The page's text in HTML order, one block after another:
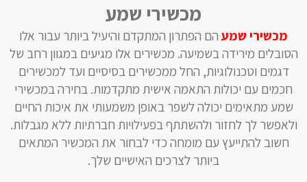
מכשירי שמע
מכשירי שמעהם הפתרון המתקדם והיעיל ביותר עבור אלו
הסובלים מירידה בשמיעה. מכשירים אלו מגיעים במגוון רחב של
דגמים וטכנולוגיות, החל ממכשירים בסיסיים ועד למכשירים
חכמים עם יכולות התאמה אישית מתקדמות. בחירה במכשירי
שמע מתאימים יכולה לשפר באופן משמעותי את איכות החיים
ולאפשר לך לחזור ולהשתתף בפעילויות חברתיות ללא מגבלות.
חשוב להתייעץ עם מומחה כדי לבחור את המכשיר המתאים
ביותר לצרכים האישיים שלך.